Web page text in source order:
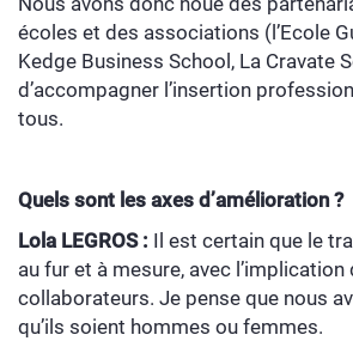
écoles et des associations (l’Ecole
Kedge Business School, La Cravate
d’accompagner l’insertion
tous.
Quels sont les axes d’amélioration ?
Lola LEGROS : Il est certain que le
au fur et à mesure, avec
collaborateurs. Je pense que nous
qu’ils soient hommes ou femmes.